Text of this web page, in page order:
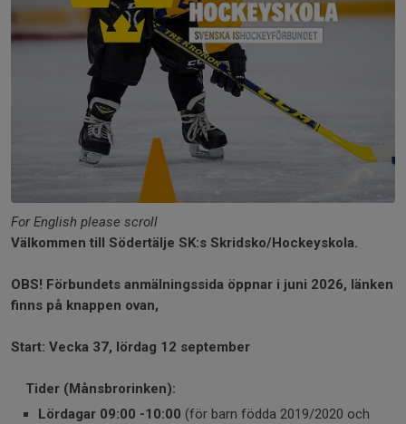
For English please scroll
Välkommen till Södertälje SK:s Skridsko/Hockeyskola.
OBS! Förbundets anmälningssida öppnar i juni 2026, länken
finns på knappen ovan,
Start: Vecka 37, lördag 12 september
Tider (Månsbrorinken):
Lördagar 09:00 -10:00 (för barn födda 2019/2020 och